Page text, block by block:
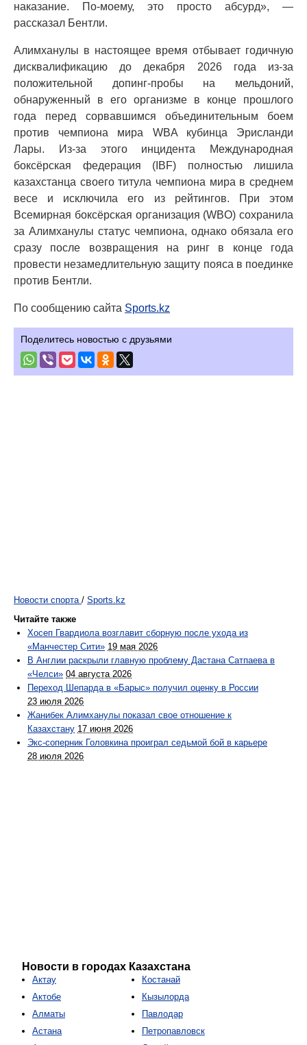
наказание. По-моему, это просто абсурд», —
рассказал Бентли.
Алимханулы в настоящее время отбывает годичную
дисквалификацию до декабря 2026 года из-за
положительной допинг-пробы на мельдоний,
обнаруженный в его организме в конце прошлого
года перед сорвавшимся объединительным боем
против чемпиона мира WBA кубинца Эрисланди
Лары. Из-за этого инцидента Международная
боксёрская федерация (IBF) полностью лишила
казахстанца своего титула чемпиона мира в среднем
весе и исключила его из рейтингов. При этом
Всемирная боксёрская организация (WBO) сохранила
за Алимханулы статус чемпиона, однако обязала его
сразу после возвращения на ринг в конце года
провести незамедлительную защиту пояса в поединке
против Бентли.
По сообщению сайта Sports.kz
Поделитесь новостью с друзьями
Новости спорта / Sports.kz
Читайте также
Хосеп Гвардиола возглавит сборную после ухода из
«Манчестер Сити» 19 мая 2026
В Англии раскрыли главную проблему Дастана Сатпаева в
«Челси» 04 августа 2026
Переход Шепарда в «Барыс» получил оценку в России
23 июля 2026
Жанибек Алимханулы показал свое отношение к
Казахстану 17 июня 2026
Экс-соперник Головкина проиграл седьмой бой в карьере
28 июля 2026
Новости в городах Казахстана
Актау
Актобе
Алматы
Астана
Костанай
Кызылорда
Павлодар
Петропавловск